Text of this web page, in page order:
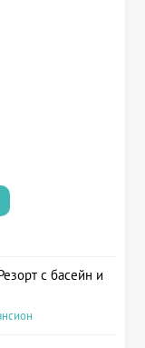
с басейн и